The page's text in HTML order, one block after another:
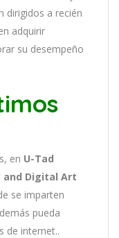
dirigidos a recién
adquirir
su desempeño
en U-Tad
and Digital Art
se imparten
pueda
de internet..